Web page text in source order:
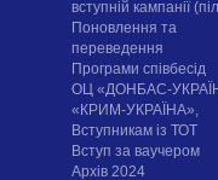
вступній кампанії
Поновлення та
переведення
Програми співбесід
ОЦ «ДОНБАС-
«КРИМ-УКРАЇНА»,
Вступникам із ТОТ
Вступ за ваучером
Архів 2024